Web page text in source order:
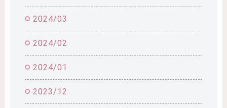
2024/03
2024/02
2024/01
2023/12